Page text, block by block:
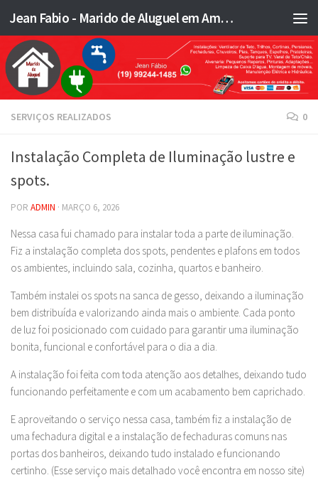
Skip to content Jean Fabio - Marido de Aluguel em Americana SP e região - JFMA
SERVIÇOS REALIZADOS 0
Instalação Completa de Iluminação lustre e
spots.
POR ADMIN · MARÇO 6, 2026
Nessa casa fui chamado para instalar toda a parte de iluminação.
Fiz a instalação completa dos spots, pendentes e plafons em todos
os ambientes, incluindo sala, cozinha, quartos e banheiro.
Também instalei os spots na sanca de gesso, deixando a iluminação
bem distribuída e valorizando ainda mais o ambiente. Cada ponto
de luz foi posicionado com cuidado para garantir uma iluminação
bonita, funcional e confortável para o dia a dia.
A instalação foi feita com toda atenção aos detalhes, deixando tudo
funcionando perfeitamente e com um acabamento bem caprichado.
E aproveitando o serviço nessa casa, também fiz a instalação de
uma fechadura digital e a instalação de fechaduras comuns nas
portas dos banheiros, deixando tudo instalado e funcionando
certinho. (Esse serviço mais detalhado você encontra em nosso site)